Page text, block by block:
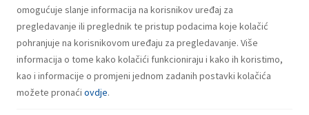
omogućuje slanje informacija na korisnikov uređaj za
pregledavanje ili preglednik te pristup podacima koje kolačić
pohranjuje na korisnikovom uređaju za pregledavanje. Više
informacija o tome kako kolačići funkcioniraju i kako ih koristimo,
kao i informacije o promjeni jednom zadanih postavki kolačića
možete pronaći ovdje.